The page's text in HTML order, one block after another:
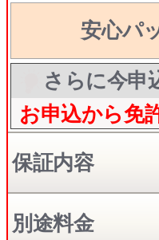
安心パ
さらに今申
お申込から免
保証内容
別途料金